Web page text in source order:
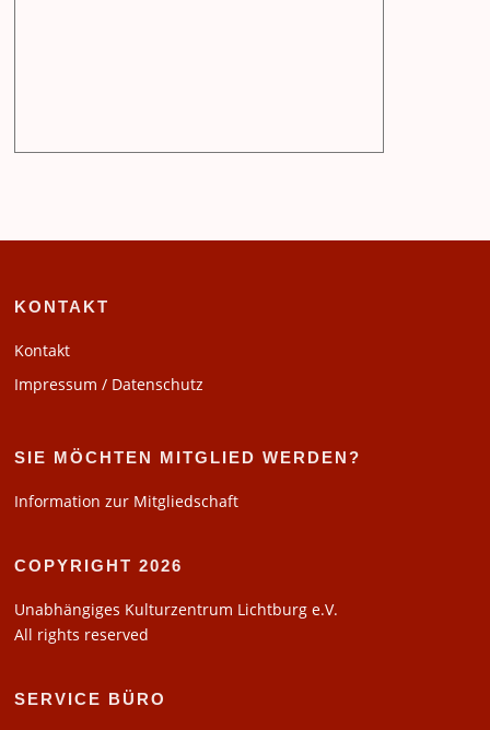
KONTAKT
Kontakt
Impressum / Datenschutz
SIE MÖCHTEN MITGLIED WERDEN?
Information zur Mitgliedschaft
COPYRIGHT 2026
Unabhängiges Kulturzentrum Lichtburg e.V.
All rights reserved
SERVICE BÜRO